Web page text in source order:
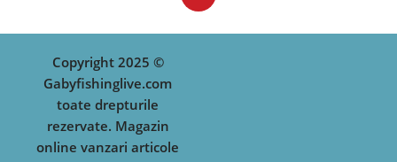
Copyright 2025 ©
Gabyfishinglive.com
toate drepturile
rezervate. Magazin
online vanzari articole